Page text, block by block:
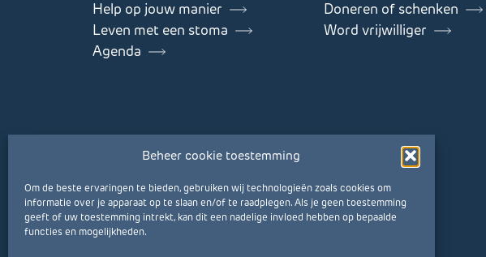
Beheer cookie toestemming
Om de beste ervaringen te bieden, gebruiken wij technologieën zoals cookies om
informatie over je apparaat op te slaan en/of te raadplegen. Als je geen toestemming
geeft of uw toestemming intrekt, kan dit een nadelige invloed hebben op bepaalde
functies en mogelijkheden.
Help op jouw manier
Leven met een stoma
Agenda
Doneren of schenken
Word vrijwilliger